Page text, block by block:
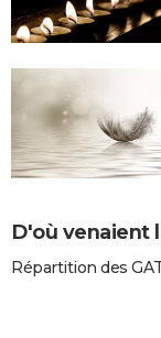
D'où venaient
Répartition des